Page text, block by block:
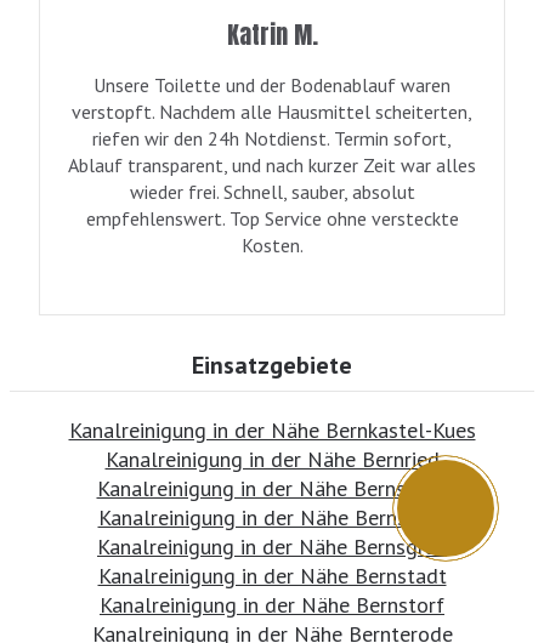
Katrin M.
Unsere Toilette und der Bodenablauf waren
verstopft. Nachdem alle Hausmittel scheiterten,
riefen wir den 24h Notdienst. Termin sofort,
Ablauf transparent, und nach kurzer Zeit war alles
wieder frei. Schnell, sauber, absolut
empfehlenswert. Top Service ohne versteckte
Kosten.
Einsatzgebiete
Kanalreinigung in der Nähe Bernkastel-Kues
Kanalreinigung in der Nähe Bernried
Kanalreinigung in der Nähe Bernsbach
Kanalreinigung in der Nähe Bernsdorf
Kanalreinigung in der Nähe Bernsgrün
Kanalreinigung in der Nähe Bernstadt
Kanalreinigung in der Nähe Bernstorf
Kanalreinigung in der Nähe Bernterode